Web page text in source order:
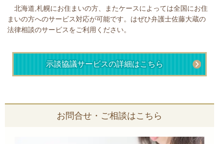
北海道,札幌にお住まいの方、またケースによっては全国にお住
まいの方へのサービス対応が可能です。はぜひ弁護士佐藤大蔵の
法律相談のサービスをご利用ください。
示談協議サービスの詳細はこちら
お問合せ・ご相談はこちら